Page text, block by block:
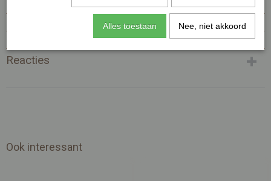
7448116436444
MI338
15 x 10 x 0 cm
Reacties
Ook interessant
Alles toestaan Nee, niet akkoord